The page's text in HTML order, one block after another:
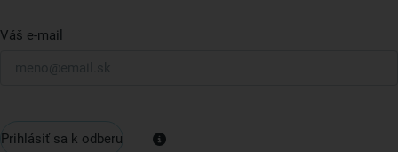
Váš e-mail
Prihlásiť sa k odberu